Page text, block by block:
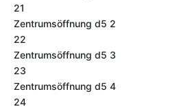
21
Zentrumsöffnung d5 2
22
Zentrumsöffnung d5 3
23
Zentrumsöffnung d5 4
24